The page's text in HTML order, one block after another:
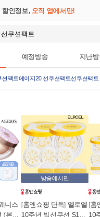
할인정보, 오직 앱에서만!
예정방송 지난
션팩트에이지20 선쿠션팩트선쿠션팩트
니스
본품
방송에서만
[홈앤쇼핑 단독] 엘로엘
10주년 빅선쿠션 S10
[홈
10